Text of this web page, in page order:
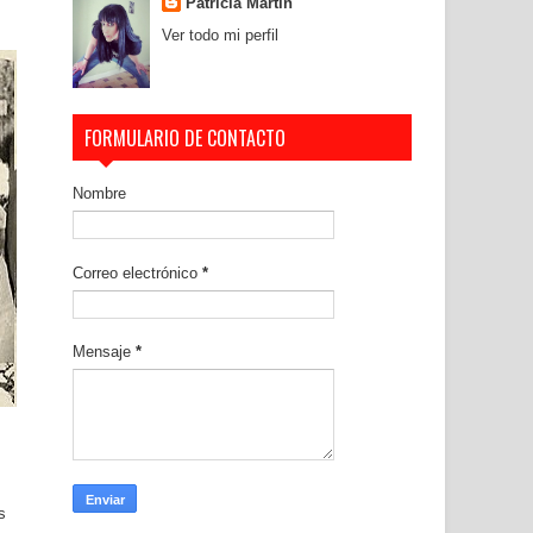
Ver todo mi perfil
FORMULARIO DE CONTACTO
Nombre
Correo electrónico *
Mensaje *